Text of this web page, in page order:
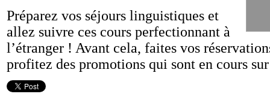
Préparez vos séjours linguistiques et
allez suivre ces cours perfectionnant à
l’étranger ! Avant cela, faites vos
profitez des promotions qui sont en cours